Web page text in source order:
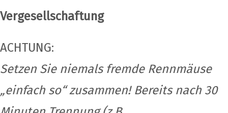
Vergesellschaftung
ACHTUNG:
Setzen Sie niemals fremde Rennmäuse
„einfach so“ zusammen! Bereits nach 30